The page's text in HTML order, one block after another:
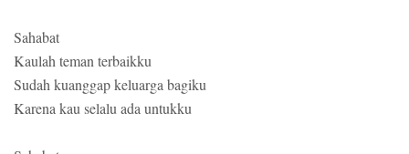
Sahabat
Kaulah teman terbaikku
Sudah kuanggap keluarga bagiku
Karena kau selalu ada untukku